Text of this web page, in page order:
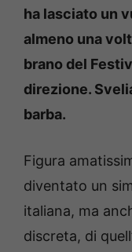
ha lasciato un
almeno una
brano del
direzione.
barba.
Figura
diventato un
italiana, ma
discreta, di